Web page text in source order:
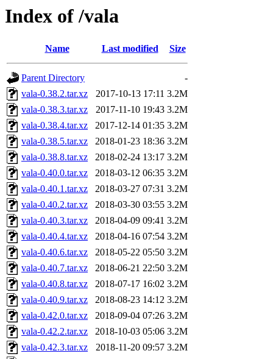
Index of /vala
Name Last modified Size
Parent Directory
-
vala-0.38.2.tar.xz
2017-10-13 17:11 3.2M
vala-0.38.3.tar.xz
2017-11-10 19:43 3.2M
vala-0.38.4.tar.xz
2017-12-14 01:35 3.2M
vala-0.38.5.tar.xz
2018-01-23 18:36 3.2M
vala-0.38.8.tar.xz
2018-02-24 13:17 3.2M
vala-0.40.0.tar.xz
2018-03-12 06:35 3.2M
vala-0.40.1.tar.xz
2018-03-27 07:31 3.2M
vala-0.40.2.tar.xz
2018-03-30 03:55 3.2M
vala-0.40.3.tar.xz
2018-04-09 09:41 3.2M
vala-0.40.4.tar.xz
2018-04-16 07:54 3.2M
vala-0.40.6.tar.xz
2018-05-22 05:50 3.2M
vala-0.40.7.tar.xz
2018-06-21 22:50 3.2M
vala-0.40.8.tar.xz
2018-07-17 16:02 3.2M
vala-0.40.9.tar.xz
2018-08-23 14:12 3.2M
vala-0.42.0.tar.xz
2018-09-04 07:26 3.2M
vala-0.42.2.tar.xz
2018-10-03 05:06 3.2M
vala-0.42.3.tar.xz
2018-11-20 09:57 3.2M